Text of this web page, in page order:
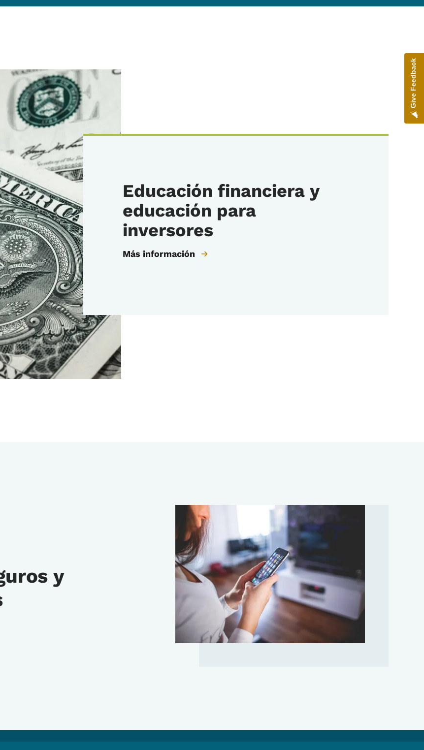
Educación financiera y
educación para
inversores
Más información
y
Give Feedback